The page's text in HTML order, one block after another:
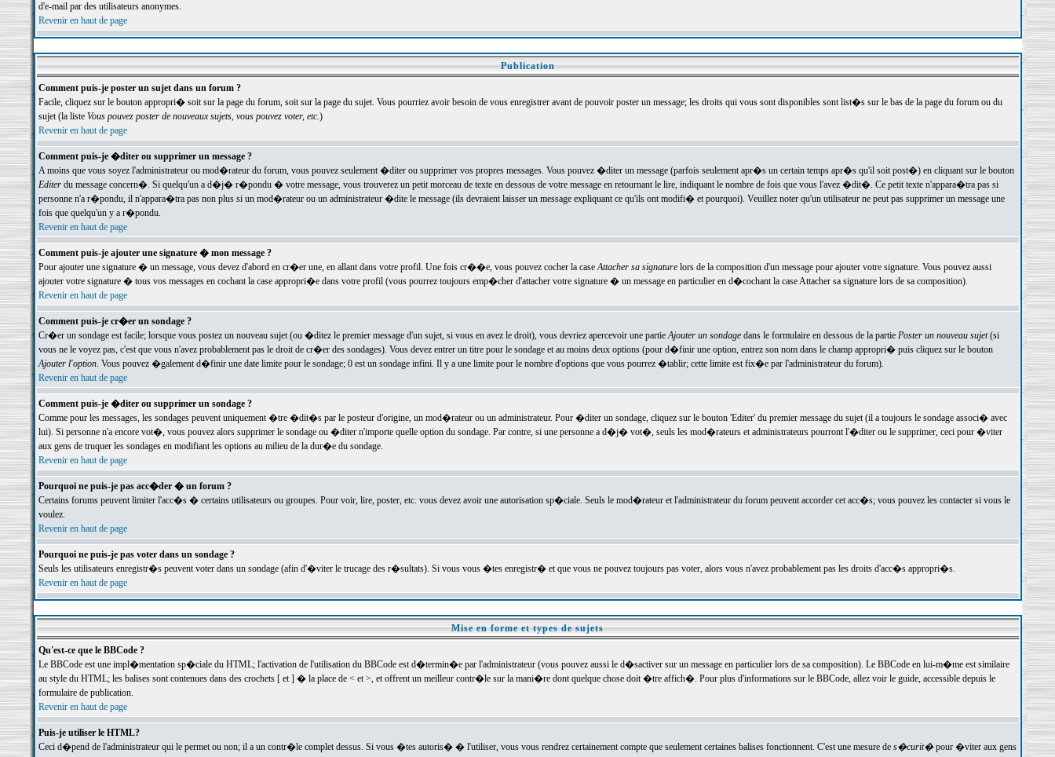
d'e-mail par des utilisateurs anonymes.
Revenir en haut de page
Publication
Comment puis-je poster un sujet dans un forum ?
Facile, cliquez sur le bouton appropri� soit sur la page du forum, soit sur la page du sujet. Vous pourriez avoir besoin de vous enregistrer avant de pouvoir poster un message; les droits qui vous sont disponibles sont list�s sur le bas de la page du forum ou du
sujet (la liste Vous pouvez poster de nouveaux sujets, vous pouvez voter, etc.)
Revenir en haut de page
Comment puis-je �diter ou supprimer un message ?
A moins que vous soyez l'administrateur ou mod�rateur du forum, vous pouvez seulement �diter ou supprimer vos propres messages. Vous pouvez �diter un message (parfois seulement apr�s un certain temps apr�s qu'il soit post�) en cliquant sur le bouton
Editerdu message concern�. Si quelqu'un a d�j� r�pondu � votre message, vous trouverez un petit morceau de texte en dessous de votre message en retournant le lire, indiquant le nombre de fois que vous l'avez �dit�. Ce petit texte n'appara�tra pas si
personne n'a r�pondu, il n'appara�tra pas non plus si un mod�rateur ou un administrateur �dite le message (ils devraient laisser un message expliquant ce qu'ils ont modifi� et pourquoi). Veuillez noter qu'un utilisateur ne peut pas supprimer un message une
fois que quelqu'un y a r�pondu.
Revenir en haut de page
Comment puis-je ajouter une signature � mon message ?
Pour ajouter une signature � un message, vous devez d'abord en cr�er une, en allant dans votre profil. Une fois cr��e, vous pouvez cocher la caseAttacher sa signaturelors de la composition d'un message pour ajouter votre signature. Vous pouvez aussi
ajouter votre signature � tous vos messages en cochant la case appropri�e dans votre profil (vous pourrez toujours emp�cher d'attacher votre signature � un message en particulier en d�cochant la case Attacher sa signature lors de sa composition).
Revenir en haut de page
Comment puis-je cr�er un sondage ?
Cr�er un sondage est facile; lorsque vous postez un nouveau sujet (ou �ditez le premier message d'un sujet, si vous en avez le droit), vous devriez apercevoir une partieAjouter un sondagedans le formulaire en dessous de la partie Poster un nouveau sujet(si
vous ne le voyez pas, c'est que vous n'avez probablement pas le droit de cr�er des sondages). Vous devez entrer un titre pour le sondage et au moins deux options (pour d�finir une option, entrez son nom dans le champ appropri� puis cliquez sur le bouton
Ajouter l'option. Vous pouvez �galement d�finir une date limite pour le sondage; 0 est un sondage infini. Il y a une limite pour le nombre d'options que vous pourrez �tablir; cette limite est fix�e par l'administrateur du forum).
Revenir en haut de page
Comment puis-je �diter ou supprimer un sondage ?
Comme pour les messages, les sondages peuvent uniquement �tre �dit�s par le posteur d'origine, un mod�rateur ou un administrateur. Pour �diter un sondage, cliquez sur le bouton 'Editer' du premier message du sujet (il a toujours le sondage associ� avec
lui). Si personne n'a encore vot�, vous pouvez alors supprimer le sondage ou �diter n'importe quelle option du sondage. Par contre, si une personne a d�j� vot�, seuls les mod�rateurs et administrateurs pourront l'�diter ou le supprimer, ceci pour �viter
aux gens de truquer les sondages en modifiant les options au milieu de la dur�e du sondage.
Revenir en haut de page
Pourquoi ne puis-je pas acc�der � un forum ?
Certains forums peuvent limiter l'acc�s � certains utilisateurs ou groupes. Pour voir, lire, poster, etc. vous devez avoir une autorisation sp�ciale. Seuls le mod�rateur et l'administrateur du forum peuvent accorder cet acc�s; vous pouvez les contacter si vous le
voulez.
Revenir en haut de page
Pourquoi ne puis-je pas voter dans un sondage ?
Seuls les utilisateurs enregistr�s peuvent voter dans un sondage (afin d'�viter le trucage des r�sultats). Si vous vous �tes enregistr� et que vous ne pouvez toujours pas voter, alors vous n'avez probablement pas les droits d'acc�s appropri�s.
Revenir en haut de page
Mise en forme et types de sujets
Qu'est-ce que le BBCode ?
Le BBCode est une impl�mentation sp�ciale du HTML; l'activation de l'utilisation du BBCode est d�termin�e par l'administrateur (vous pouvez aussi le d�sactiver sur un message en particulier lors de sa composition). Le BBCode en lui-m�me est similaire
au style du HTML; les balises sont contenues dans des crochets [ et ] � la place de < et >, et offrent un meilleur contr�le sur la mani�re dont quelque chose doit �tre affich�. Pour plus d'informations sur le BBCode, allez voir le guide, accessible depuis le
formulaire de publication.
Revenir en haut de page
Puis-je utiliser le HTML?
Ceci d�pend de l'administrateur qui le permet ou non; il a un contr�le complet dessus. Si vous �tes autoris� � l'utiliser, vous vous rendrez certainement compte que seulement certaines balises fonctionnent. C'est une mesure de s�curit�pour �viter aux gens